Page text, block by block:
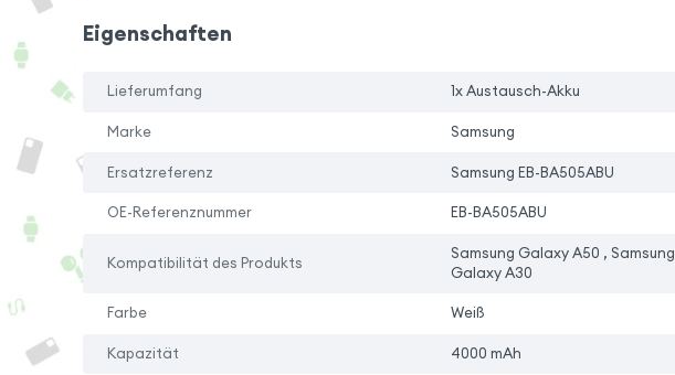
Eigenschaften
Lieferumfang 1x Austausch-Akku
Marke Samsung
Ersatzreferenz Samsung EB-BA505ABU
OE-Referenznummer EB-BA505ABU
Kompatibilität des Produkts
Samsung Galaxy A50 , Samsung
Galaxy A30
Farbe Weiß
Kapazität 4000 mAh